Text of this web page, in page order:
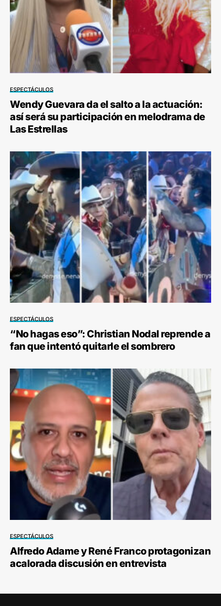
ESPECTÁCULOS
Wendy Guevara da el salto a la actuación:
así será su participación en melodrama de
Las Estrellas
ESPECTÁCULOS
“No hagas eso”: Christian Nodal reprende a
fan que intentó quitarle el sombrero
ESPECTÁCULOS
Alfredo Adame y René Franco protagonizan
acalorada discusión en entrevista